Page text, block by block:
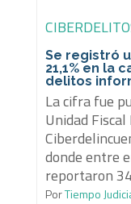
Se registró
21,1% en la
delitos
La cifra fue
Unidad
donde entre
reportaron
PorTiempo